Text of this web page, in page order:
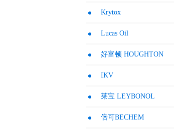
Krytox
Lucas Oil
好富顿 HOUGHTON
IKV
莱宝 LEYBONOL
倍可BECHEM